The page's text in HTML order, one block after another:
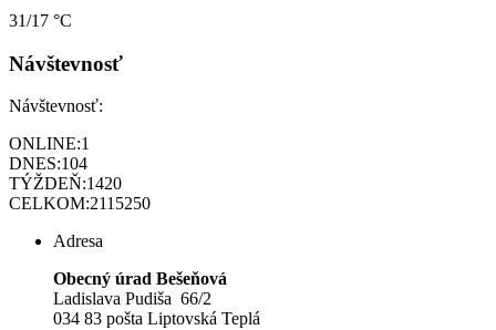
31/17 °C
Návštevnosť
Návštevnosť:
ONLINE:1
DNES:104
TÝŽDEŇ:1420
CELKOM:2115250
Adresa
Obecný úrad Bešeňová
Ladislava Pudiša 66/2
034 83 pošta Liptovská Teplá